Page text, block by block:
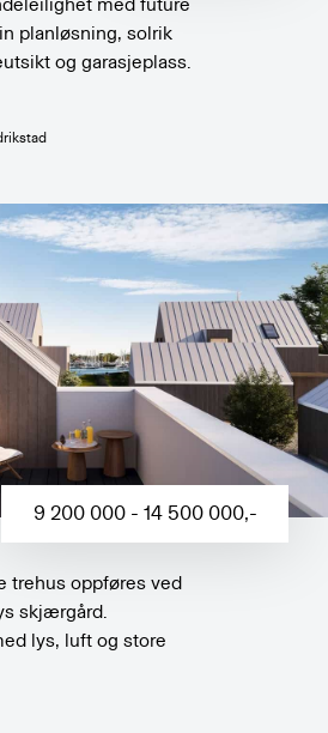
med future
planløsning, solrik
og garasjeplass.
9 200 000 - 14 500 000,-
trehus oppføres ved
skjærgård.
lys, luft og store